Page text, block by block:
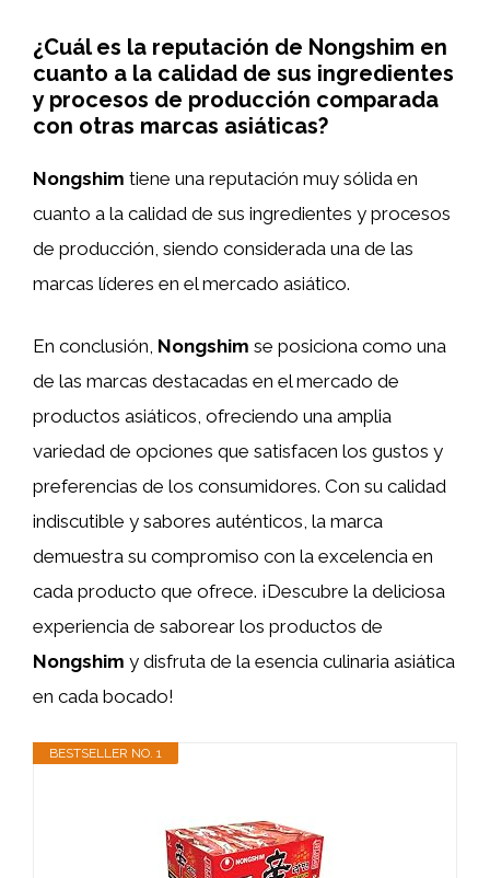
¿Cuál es la reputación de Nongshim en
cuanto a la calidad de sus ingredientes
y procesos de producción comparada
con otras marcas asiáticas?
Nongshim tiene una reputación muy sólida en
cuanto a la calidad de sus ingredientes y procesos
de producción, siendo considerada una de las
marcas líderes en el mercado asiático.
En conclusión, Nongshim se posiciona como una
de las marcas destacadas en el mercado de
productos asiáticos, ofreciendo una amplia
variedad de opciones que satisfacen los gustos y
preferencias de los consumidores. Con su calidad
indiscutible y sabores auténticos, la marca
demuestra su compromiso con la excelencia en
cada producto que ofrece. ¡Descubre la deliciosa
experiencia de saborear los productos de
Nongshim y disfruta de la esencia culinaria asiática
en cada bocado!
BESTSELLER NO. 1